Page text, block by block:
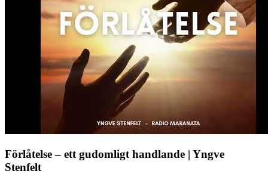
Förlåtelse – ett gudomligt handlande | Yngve
Stenfelt